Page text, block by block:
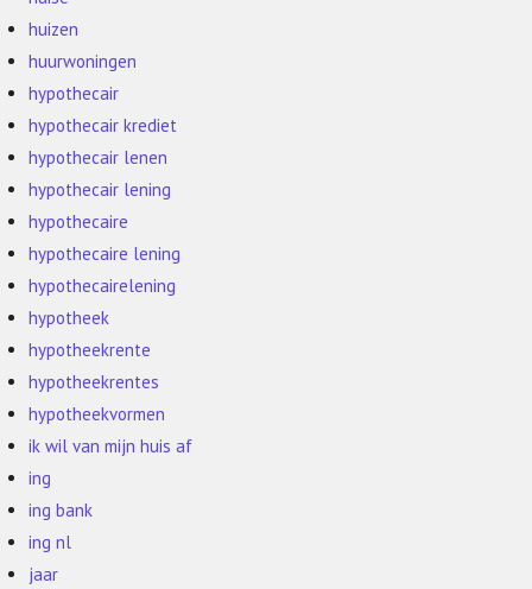
huizen
huurwoningen
hypothecair
hypothecair krediet
hypothecair lenen
hypothecair lening
hypothecaire
hypothecaire lening
hypothecairelening
hypotheek
hypotheekrente
hypotheekrentes
hypotheekvormen
ik wil van mijn huis af
ing
ing bank
ing nl
jaar